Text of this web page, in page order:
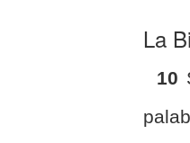
La
10